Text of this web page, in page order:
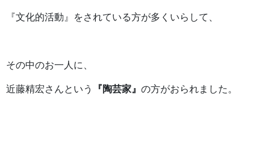
『文化的活動』をされている方が多くいらして、
その中のお一人に、
近藤精宏さんという
『陶芸家』 の方がおられました。